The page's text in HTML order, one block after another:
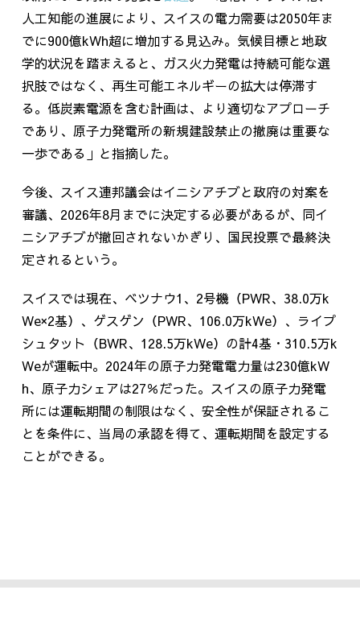
人工知能の進展により、スイスの電力需要は2050年ま
でに900億kWh超に増加する見込み。気候目標と地政
学的状況を踏まえると、ガス火力発電は持続可能な選
択肢ではなく、再生可能エネルギーの拡大は停滞す
る。低炭素電源を含む計画は、より適切なアプローチ
であり、原子力発電所の新規建設禁止の撤廃は重要な
一歩である」と指摘した。
今後、スイス連邦議会はイニシアチブと政府の対案を
審議、 2026年8月までに決定する必要があるが、同イ
ニシアチブが撤回されないかぎり、国民投票で最終決
定されるという。
スイスでは現在、ベツナウ1 、 2号機（PWR、 38.0万k
We×2基）、ゲスゲン（PWR、 106.0万kWe）、ライプ
シュタット（BWR、 128.5万kWe）の計4基・ 310.5万k
Weが運転中。 2024年の原子力発電電力量は230億kW
h、原子力シェアは27％だった。スイスの原子力発電
所には運転期間の制限はなく、安全性が保証されるこ
とを条件に、当局の承認を得て、運転期間を設定する
ことができる。